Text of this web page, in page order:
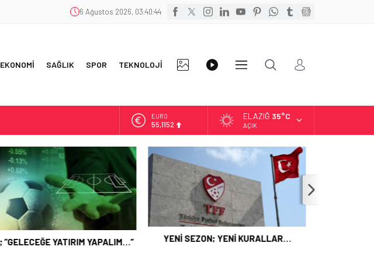
6 Ağustos 2026, 03:40:45
EKONOMİ SAĞLIK SPOR TEKNOLOJİ
GALERİGALERİ
DİĞER
ALTIN
6.529,72
BİST
13.703,13
DOLAR
47,5844
55,1152
ELAZIĞ 35°C
AÇIK
YENİ SEZON; YENİ KURALLAR…